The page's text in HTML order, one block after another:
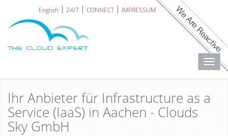
English 24/7 CONNECT IMPRESSUM
Ihr Anbieter für Infrastructure as a
Service (IaaS) in Aachen - Clouds
Sky GmbH